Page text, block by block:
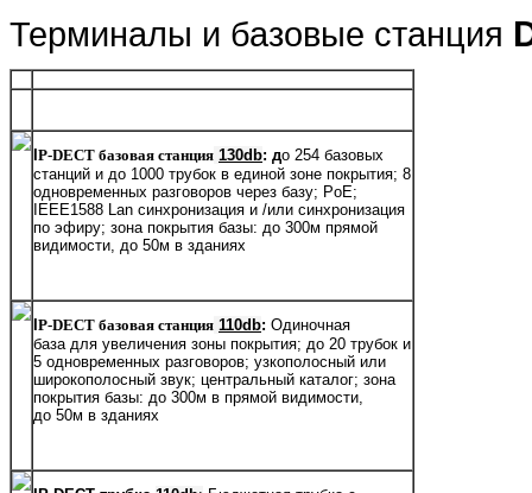
Терминалы и базовые станция
IP-DECT базовая станция 130db: до 254 базовых
станций и до 1000 трубок в единой зоне покрытия; 8
одновременных разговоров через базу; PoE;
IEEE1588 Lan синхронизация и /или синхронизация
по эфиру; зона покрытия базы: до 300м прямой
видимости, до 50м в зданиях
IP-DECT базовая станция 110db: Одиночная
база для увеличения зоны покрытия; до 20 трубок и
5 одновременных разговоров; узкополосный или
широкополосный звук; центральный каталог; зона
покрытия базы: до 300м в прямой видимости,
до 50м в зданиях